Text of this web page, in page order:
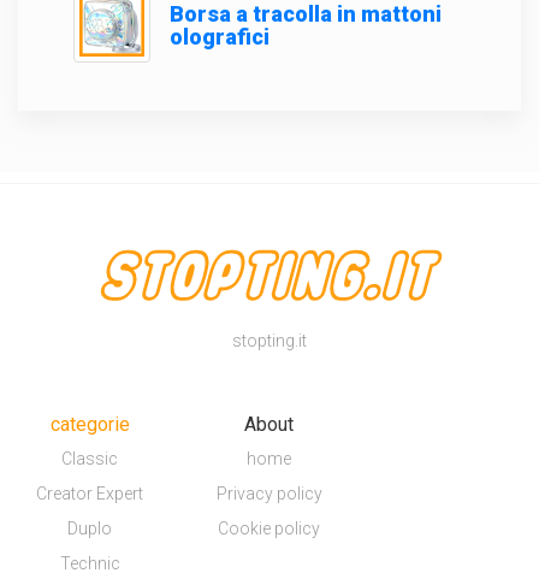
Borsa a tracolla in mattoni
olografici
stopting.it
categorie
Classic
Creator Expert
Duplo
Technic
About
home
Privacy policy
Cookie policy